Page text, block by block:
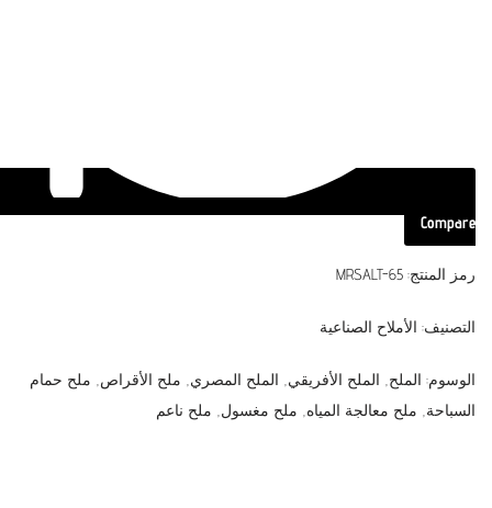
Compare
رمز المنتج: MRSALT-65
التصنيف: الأملاح الصناعية
الوسوم: الملح الملح الأفريقي الملح المصري ملح الأقراص ملح حمام
السباحة ملح معالجة المياه ملح مغسول ملح ناعم